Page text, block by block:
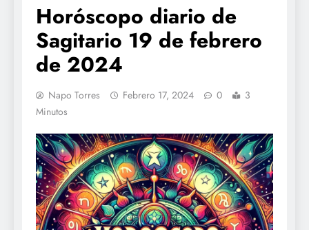
Horóscopo diario de
Sagitario 19 de febrero
de 2024
Napo Torres Febrero 17, 2024 0
3
Minutos